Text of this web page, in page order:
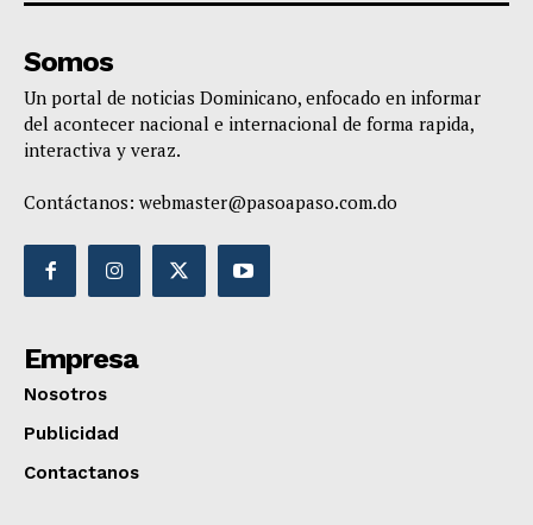
Somos
Un portal de noticias Dominicano, enfocado en informar
del acontecer nacional e internacional de forma rapida,
interactiva y veraz.
Contáctanos: webmaster@pasoapaso.com.do
Empresa
Nosotros
Publicidad
Contactanos